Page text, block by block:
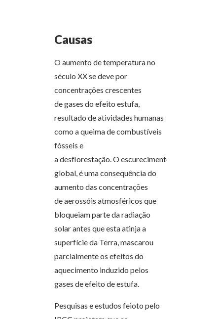
Causas
O aumento de temperatura no
século XX se deve por
concentrações crescentes
de gases do efeito estufa,
resultado de atividades humanas
como a queima de combustíveis
fósseis e
a desflorestação. O escurecimento
global, é uma consequência do
aumento das concentrações
de aerossóis atmosféricos que
bloqueiam parte da radiação
solar antes que esta atinja a
superfície da Terra, mascarou
parcialmente os efeitos do
aquecimento induzido pelos
gases de efeito de estufa.
Pesquisas e estudos feioto pelo